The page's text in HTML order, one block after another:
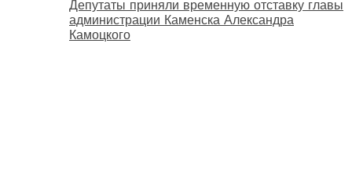
Депутаты приняли временную отставку главы
администрации Каменска Александра
Камоцкого